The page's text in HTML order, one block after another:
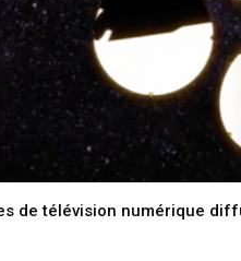
de télévision numérique